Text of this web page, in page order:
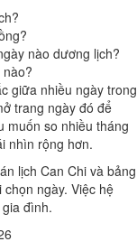
nào dương lịch?
giữa nhiều ngày trong
trang ngày đó để
muốn so nhiều tháng
nhìn rộng hơn.
lịch Can Chi và bảng
ngày. Việc hệ
đình.